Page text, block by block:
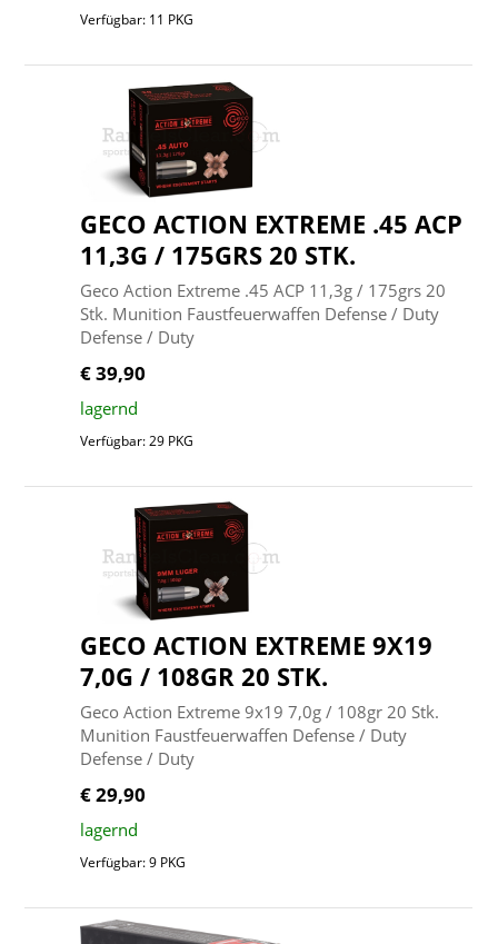
Verfügbar: 11 PKG
GECO ACTION EXTREME .45 ACP
11,3G / 175GRS 20 STK.
Geco Action Extreme .45 ACP 11,3g / 175grs 20
Stk. Munition Faustfeuerwaffen Defense / Duty
Defense / Duty
€ 39,90
lagernd
Verfügbar: 29 PKG
GECO ACTION EXTREME 9X19
7,0G / 108GR 20 STK.
Geco Action Extreme 9x19 7,0g / 108gr 20 Stk.
Munition Faustfeuerwaffen Defense / Duty
Defense / Duty
€ 29,90
lagernd
Verfügbar: 9 PKG